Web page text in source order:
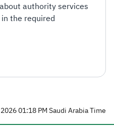
authority services
the required
01:18 PM Saudi Arabia Time